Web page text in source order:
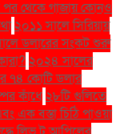
পর থেকে গাজায় কোনও
২০১১ সালে সিরিয়ায়
ডলারের সংকট শুরু
২০২৪ সালের
৭৪ কোটি ডলার
কাঁধে ২৮টি গুলিতে
এক বস্তা চিঠি পাওয়া